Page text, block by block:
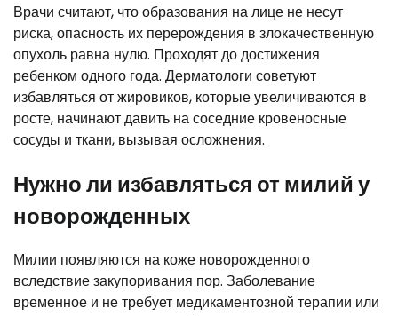
Врачи считают, что образования на лице не несут
риска, опасность их перерождения в злокачественную
опухоль равна нулю. Проходят до достижения
ребенком одного года. Дерматологи советуют
избавляться от жировиков, которые увеличиваются в
росте, начинают давить на соседние кровеносные
сосуды и ткани, вызывая осложнения.
Нужно ли избавляться от милий у
новорожденных
Милии появляются на коже новорожденного
вследствие закупоривания пор. Заболевание
временное и не требует медикаментозной терапии или